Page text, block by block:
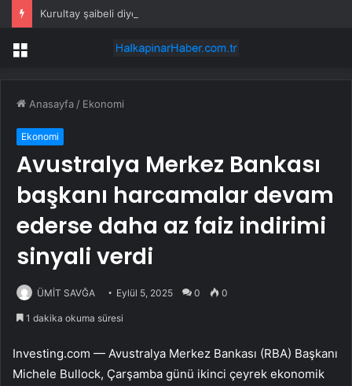
Menü
Anasayfa / Ekonomi
Ekonomi
Avustralya Merkez Bankası
başkanı harcamalar devam
ederse daha az faiz indirimi
sinyali verdi
ÜMİT SAVĞA Eylül 5, 2025 0 0
1 dakika okuma süresi
Investing.com — Avustralya Merkez Bankası (RBA) Başkanı
Michele Bullock, Çarşamba günü ikinci çeyrek ekonomik